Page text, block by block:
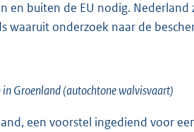
buiten de EU nodig. Nederland
waaruit onderzoek naar de
Groenland (autochtone walvisvaart)
een voorstel ingediend voor